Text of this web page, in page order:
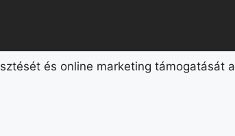
és online marketing támogatását a